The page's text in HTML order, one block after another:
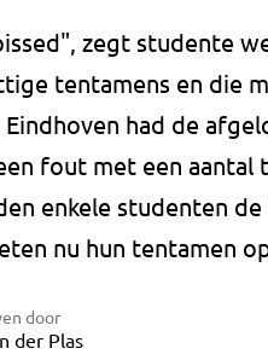
zegt studente
tentamens en die
had de
fout met een
enkele studenten
nu hun tentamen
door
der Plas